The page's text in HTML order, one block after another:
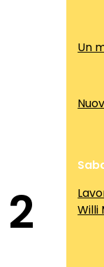
Un
2
Willi